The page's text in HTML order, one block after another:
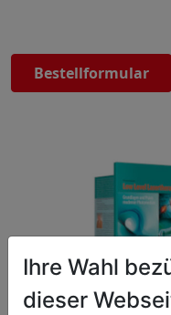
Bestellformular
Ihre Wahl
dieser